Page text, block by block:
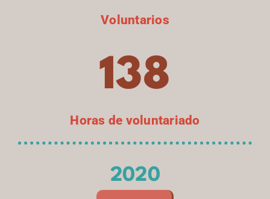
Voluntarios
138
Horas de voluntariado
2020